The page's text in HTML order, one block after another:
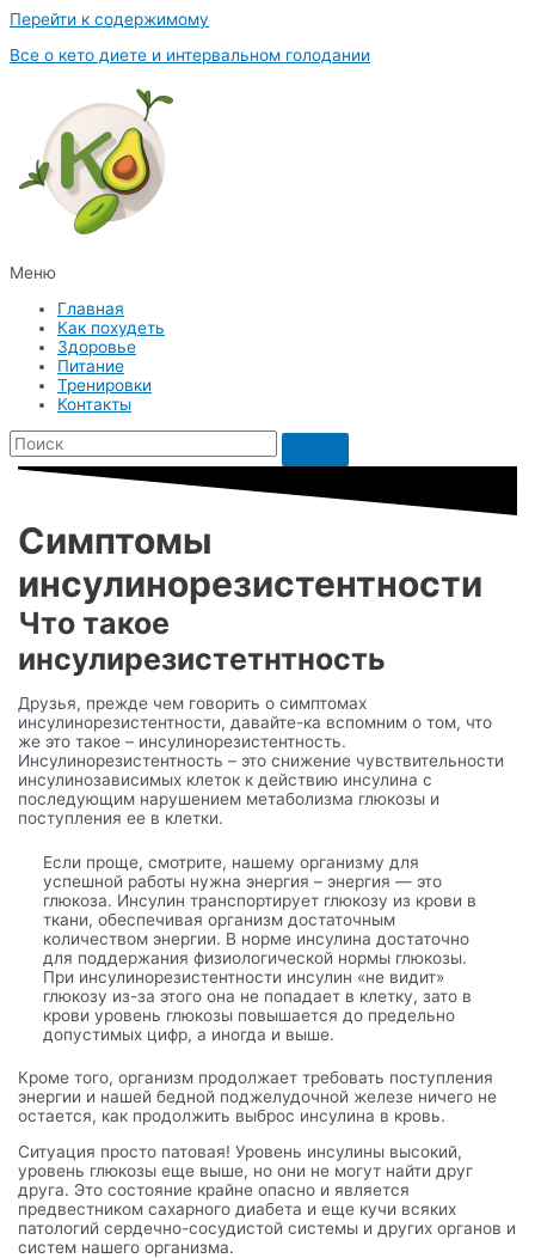
Перейти к содержимому
Все о кето диете и интервальном голодании
Меню
Главная
Как похудеть
Здоровье
Питание
Тренировки
Контакты
Симптомы
инсулинорезистентности
Что такое
инсулирезистетнтность
Друзья, прежде чем говорить о симптомах
инсулинорезистентности, давайте-ка вспомним о том, что
же это такое – инсулинорезистентность.
Инсулинорезистентность – это снижение чувствительности
инсулинозависимых клеток к действию инсулина с
последующим нарушением метаболизма глюкозы и
поступления ее в клетки.
Если проще, смотрите, нашему организму для
успешной работы нужна энергия – энергия — это
глюкоза. Инсулин транспортирует глюкозу из крови в
ткани, обеспечивая организм достаточным
количеством энергии. В норме инсулина достаточно
для поддержания физиологической нормы глюкозы.
При инсулинорезистентности инсулин «не видит»
глюкозу из-за этого она не попадает в клетку, зато в
крови уровень глюкозы повышается до предельно
допустимых цифр, а иногда и выше.
Кроме того, организм продолжает требовать поступления
энергии и нашей бедной поджелудочной железе ничего не
остается, как продолжить выброс инсулина в кровь.
Ситуация просто патовая! Уровень инсулины высокий,
уровень глюкозы еще выше, но они не могут найти друг
друга. Это состояние крайне опасно и является
предвестником сахарного диабета и еще кучи всяких
патологий сердечно-сосудистой системы и других органов и
систем нашего организма.